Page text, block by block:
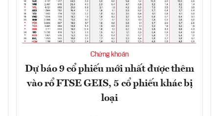
Chứng khoán
Dự báo 9 cổ phiếu mới nhất được thêm
vào rổ FTSE GEIS, 5 cổ phiếu khác bị
loại